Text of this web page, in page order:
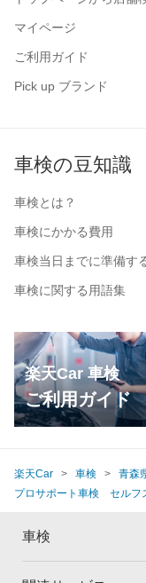
マイページ
ご利用ガイド
Pick up ブランド
車検の豆知識
車検とは？
車検にかかる費用
車検当日までに準備す
車検に関する用語集
楽天Car 車検
ご利用ガイド
楽天Car 車検 青森
プロサポート車検 セルフ
車検